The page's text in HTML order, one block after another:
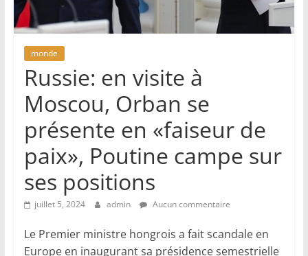
monde
Russie: en visite à
Moscou, Orban se
présente en «faiseur de
paix», Poutine campe sur
ses positions
juillet 5, 2024 admin Aucun commentaire
Le Premier ministre hongrois a fait scandale en
Europe en inaugurant sa présidence semestrielle